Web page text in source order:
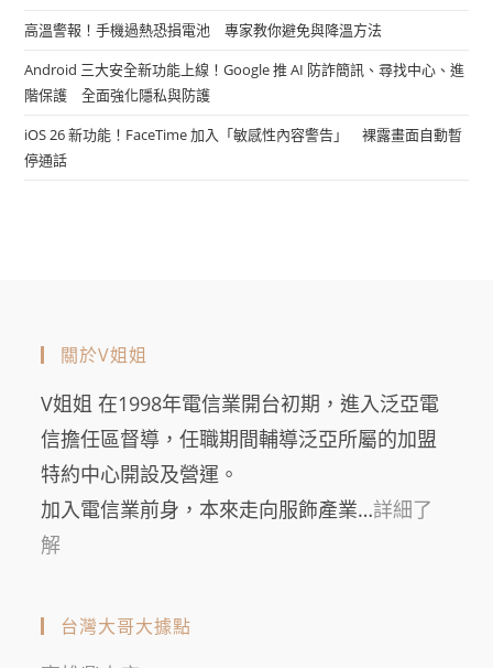
高溫警報！手機過熱恐損電池 專家教你避免與降溫方法
Android 三大安全新功能上線！Google 推 AI 防詐簡訊、尋找中心、進
階保護 全面強化隱私與防護
iOS 26 新功能！FaceTime 加入「敏感性內容警告」 裸露畫面自動暫
停通話
關於V姐姐
V姐姐 在1998年電信業開台初期，進入泛亞電
信擔任區督導，任職期間輔導泛亞所屬的加盟
特約中心開設及營運。
加入電信業前身，本來走向服飾產業…詳細了
解
台灣大哥大據點